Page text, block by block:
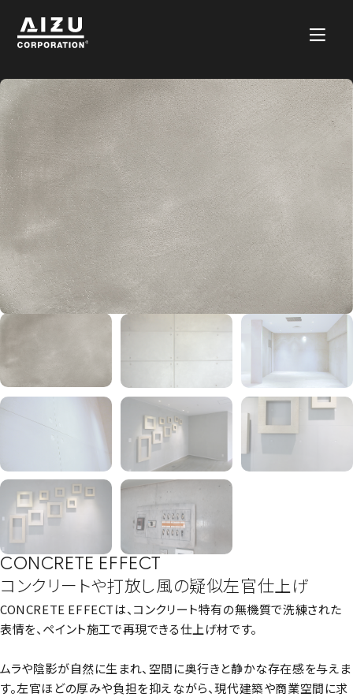
CONCRETE EFFECT
コンクリートや打放し風の疑似左官仕上げ
CONCRETE EFFECTは、コンクリート特有の無機質で洗練された
表情を、ペイント施工で再現できる仕上げ材です。
ムラや陰影が自然に生まれ、空間に奥行きと静かな存在感を与えま
す。左官ほどの厚みや負担を抑えながら、現代建築や商業空間に求